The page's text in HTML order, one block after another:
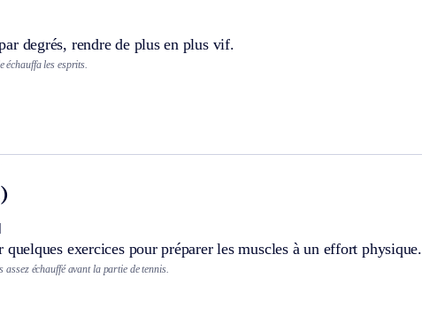
degrés, rendre de plus en plus vif.
échauffa les esprits.
quelques exercices pour préparer les muscles à un effort physique.
assez échauffé avant la partie de tennis.